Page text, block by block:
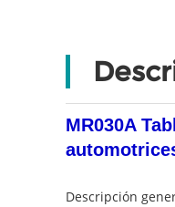
MR030A
Descripción